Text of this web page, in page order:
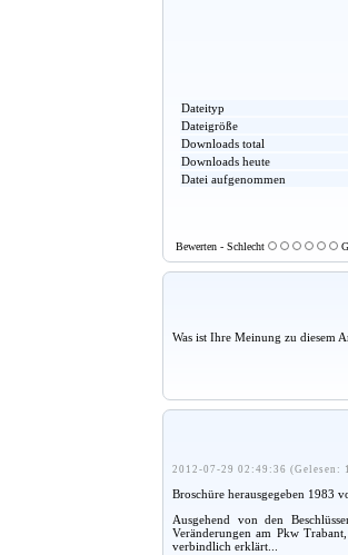
Dateityp
Dateigröße
Downloads total
Downloads heute
Datei aufgenommen
Bewerten - Schlecht
Was ist Ihre Meinung zu diesem
2012-07-29 02:49:36 (Gelesen:
Broschüre herausgegeben 1983
Ausgehend von den
Veränderungen am Pkw
verbindlich erklärt...